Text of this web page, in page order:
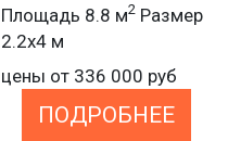
Площадь 8.8 м2 Размер
2.2х4 м
цены от 336 000 руб
ПОДРОБНЕЕ